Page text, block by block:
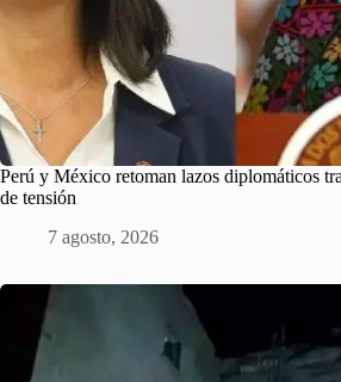
Perú y México retoman lazos diplomáticos
de tensión
7 agosto, 2026